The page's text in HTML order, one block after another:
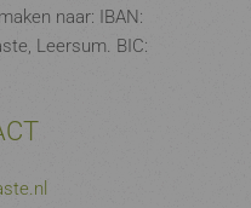
naar: IBAN:
Leersum. BIC: